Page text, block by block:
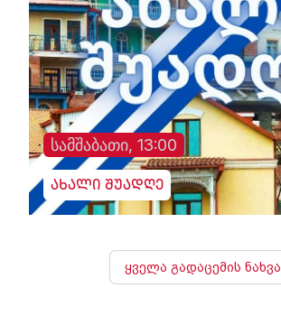
სამშაბათი, 13:00
ახალი შუადღე
ყველა გადაცემის ნახვა